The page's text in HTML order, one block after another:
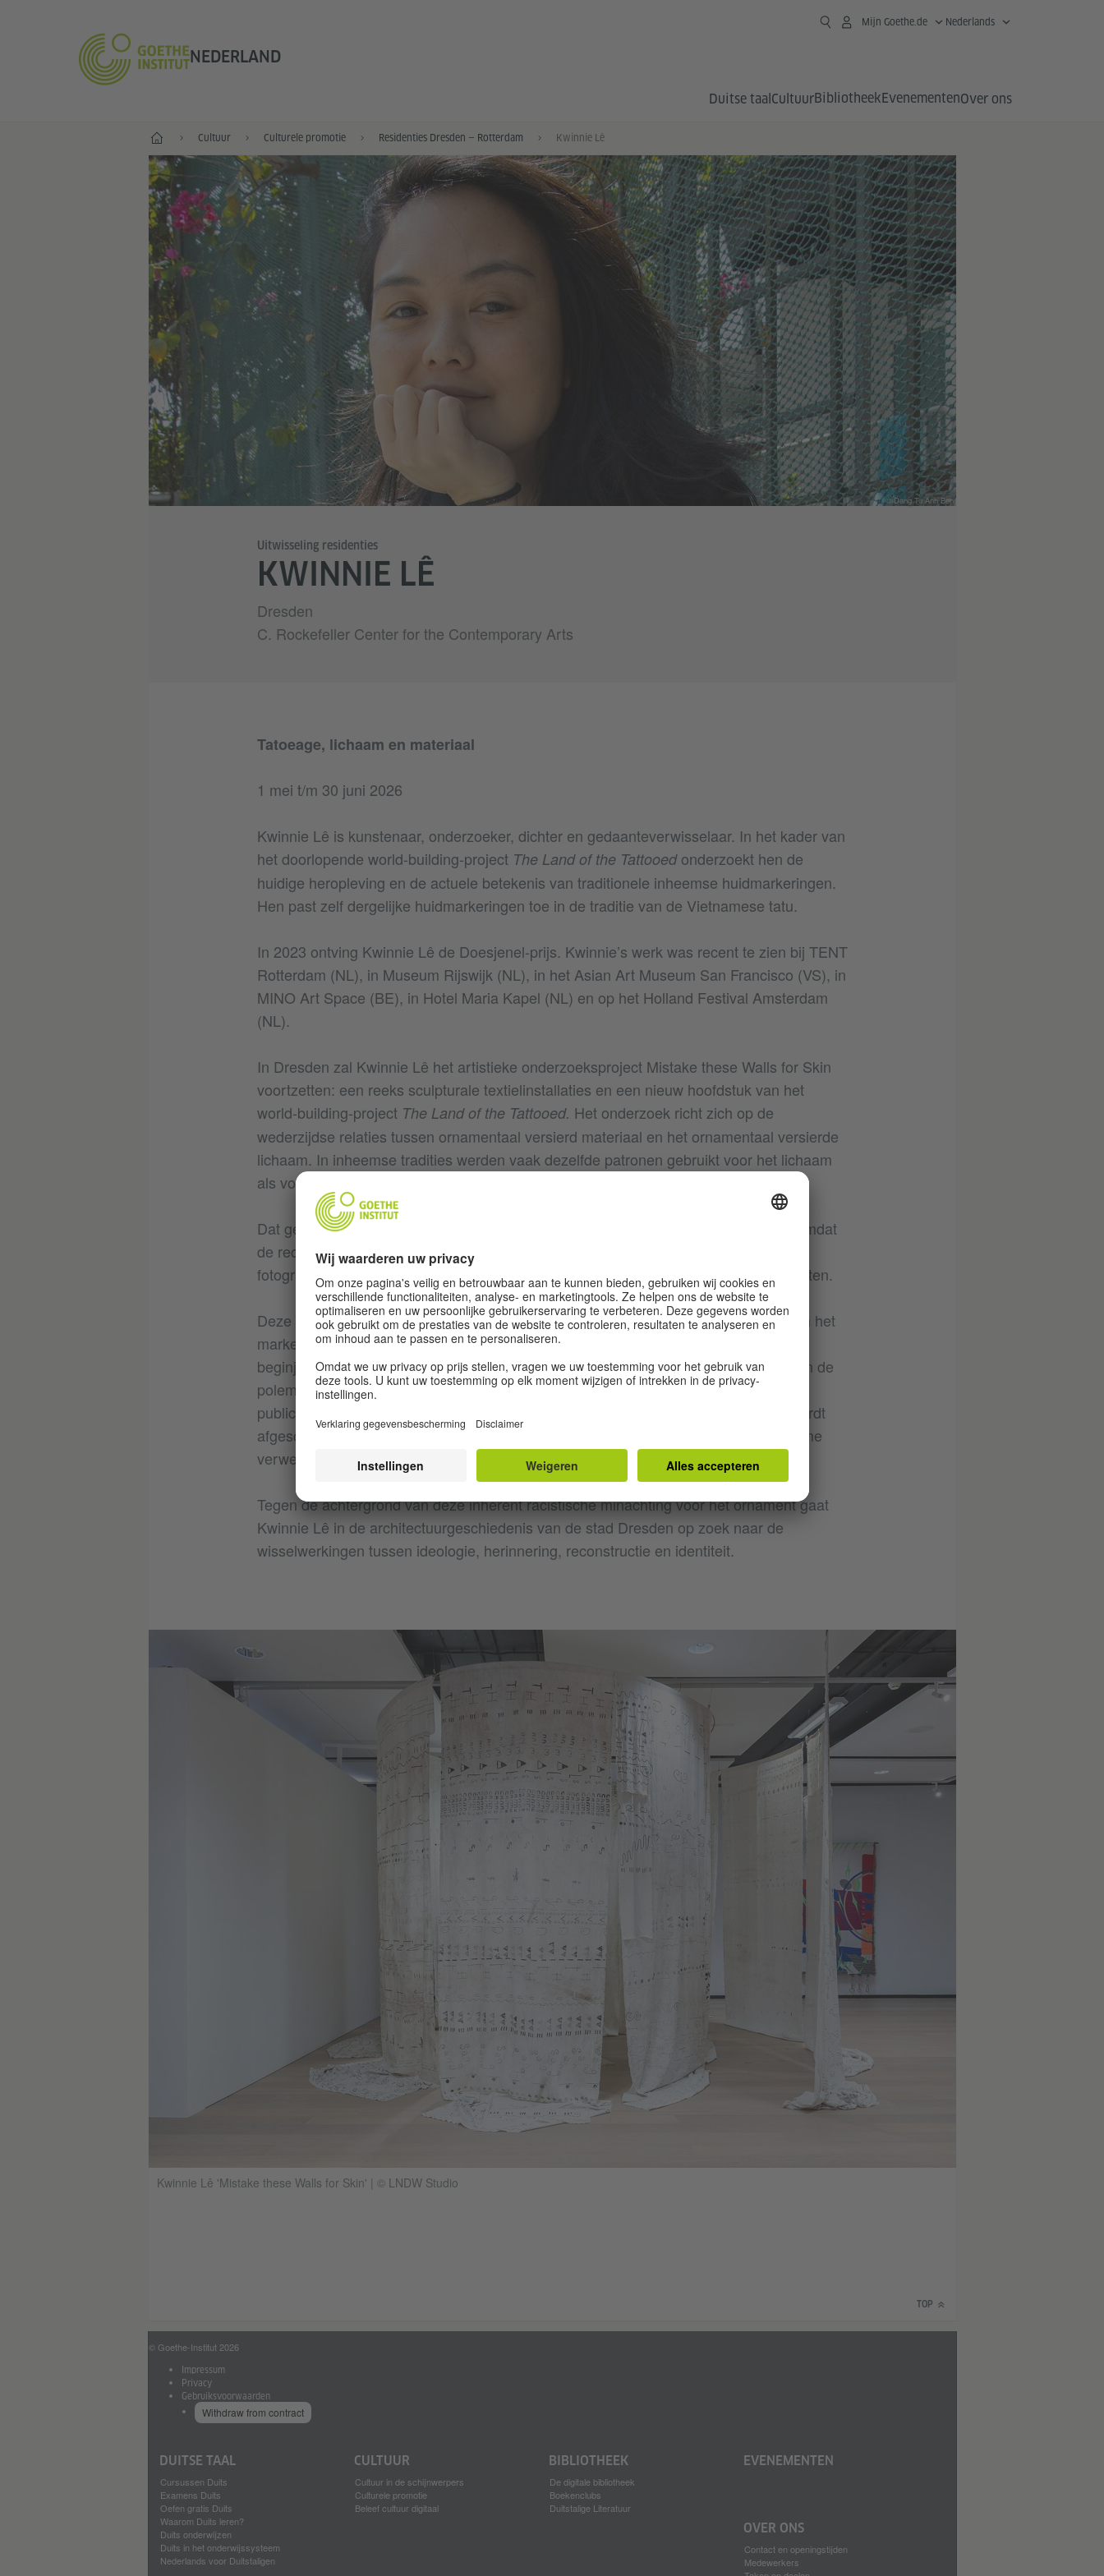
NEDERLAND
Mijn Goethe.de Nederlands
Duitse taalCultuurBibliotheekEvenementenOver ons
Goethe-Institut Niederlande
Cultuur Culturele promotie Residenties Dresden — Rotterdam Kwinnie Lê
© Dang Tu Anh Ben
Uitwisseling residenties
KWINNIE LÊ
Dresden
C. Rockefeller Center for the Contemporary Arts
Tatoeage, lichaam en materiaal
1 mei t/m 30 juni 2026
Kwinnie Lê is kunstenaar, onderzoeker, dichter en gedaanteverwisselaar. In het kader van
het doorlopende world-building-project The Land of the Tattooedonderzoekt hen de
huidige heropleving en de actuele betekenis van traditionele inheemse huidmarkeringen.
Hen past zelf dergelijke huidmarkeringen toe in de traditie van de Vietnamese tatu.
In 2023 ontving Kwinnie Lê de Doesjenel-prijs. Kwinnie’s werk was recent te zien bij TENT
Rotterdam (NL), in Museum Rijswijk (NL), in het Asian Art Museum San Francisco (VS), in
MINO Art Space (BE), in Hotel Maria Kapel (NL) en op het Holland Festival Amsterdam
(NL).
In Dresden zal Kwinnie Lê het artistieke onderzoeksproject Mistake these Walls for Skin
voortzetten: een reeks sculpturale textielinstallaties en een nieuw hoofdstuk van het
world-building-project The Land of the Tattooed. Het onderzoek richt zich op de
wederzijdse relaties tussen ornamentaal versierd materiaal en het ornamentaal versierde
lichaam. In inheemse tradities werden vaak dezelfde patronen gebruikt voor het lichaam
als voor wandtapijten, gebeeldhouwde houten pilaren, aardewerk enz.
Dat geldt ook voor de huidige revival- en revitaliseringsbeweging, al was het maar omdat
de reconstructie van traditionele tatoeagemotieven bij gebrek aan schriftelijke of
fotografische bronnen methodologisch afhankelijk is van de ornamentiek van artefacten.
Deze inheemse epistemologie werd echter ook ingezet als wapen om de praktijk van het
markeren van de huid in diskrediet te brengen. Dit blijkt uit de verwevenheid van de
beginjaren van de modernistische architectuur met het koloniale project, met name in de
polemiek ‘Ornament en misdaad’, die de Oostenrijkse architect Adolf Loos in 1908
publiceerde en waarin de versiering van voorwerpen als cultureel minderwaardig wordt
afgeschilderd en gelijkgesteld met het tatoeëren van het lichaam, waarbij hij met name
verwees naar de Papoease tatoeagetraditie.
Tegen de achtergrond van deze inherent racistische minachting voor het ornament gaat
Kwinnie Lê in de architectuurgeschiedenis van de stad Dresden op zoek naar de
wisselwerkingen tussen ideologie, herinnering, reconstructie en identiteit.
Kwinnie Lê 'Mistake these Walls for Skin' | © LNDW Studio
TOP
© Goethe-Institut 2026
Impressum
Privacy
Gebruiksvoorwaarden
Withdraw from contract
DUITSE TAAL
Cursussen Duits
Examens Duits
Oefen gratis Duits
Waarom Duits leren?
Duits onderwijzen
Duits in het onderwijssysteem
Nederlands voor Duitstaligen
CULTUUR
Cultuur in de schijnwerpers
Culturele promotie
Beleef cultuur digitaal
BIBLIOTHEEK
De digitale bibliotheek
Boekenclubs
Duitstalige Literatuur
EVENEMENTEN
OVER ONS
Contact en openingstijden
Medewerkers